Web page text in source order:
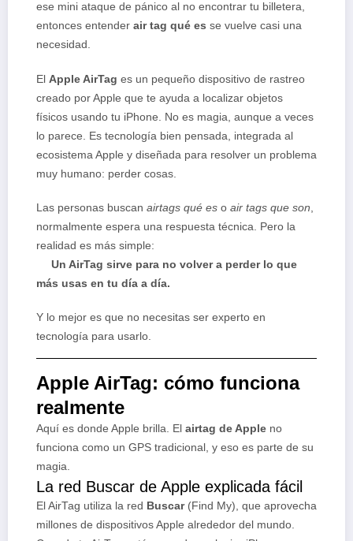
ese mini ataque de pánico al no encontrar tu billetera,
entonces entender air tag qué es se vuelve casi una
necesidad.
El Apple AirTag es un pequeño dispositivo de rastreo
creado por Apple que te ayuda a localizar objetos
físicos usando tu iPhone. No es magia, aunque a veces
lo parece. Es tecnología bien pensada, integrada al
ecosistema Apple y diseñada para resolver un problema
muy humano: perder cosas.
Las personas buscan airtags qué es o air tags que son
normalmente espera una respuesta técnica. Pero la
realidad es más simple:
Un AirTag sirve para no volver a perder lo que
más usas en tu día a día.
Y lo mejor es que no necesitas ser experto en
tecnología para usarlo.
Apple AirTag: cómo funciona
realmente
Aquí es donde Apple brilla. El airtag de Apple no
funciona como un GPS tradicional, y eso es parte de su
magia.
La red Buscar de Apple explicada fácil
El AirTag utiliza la red Buscar(Find My), que aprovecha
millones de dispositivos Apple alrededor del mundo.